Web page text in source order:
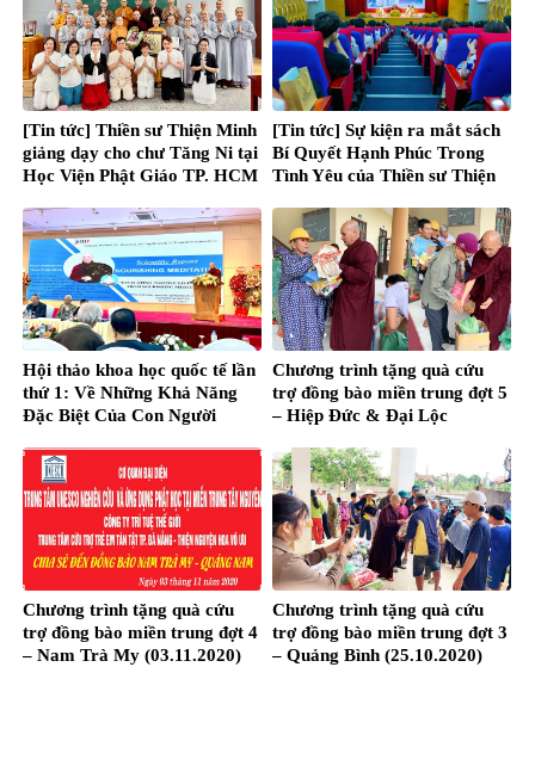
[Tin tức] Thiền sư Thiện Minh
giảng dạy cho chư Tăng Ni tại
Học Viện Phật Giáo TP. HCM
[Tin tức] Sự kiện ra mắt sách
Bí Quyết Hạnh Phúc Trong
Tình Yêu của Thiền sư Thiện
Hội thảo khoa học quốc tế lần
thứ 1: Về Những Khả Năng
Đặc Biệt Của Con Người
Chương trình tặng quà cứu
trợ đồng bào miền trung đợt 5
– Hiệp Đức & Đại Lộc
Chương trình tặng quà cứu
trợ đồng bào miền trung đợt 4
– Nam Trà My (03.11.2020)
Chương trình tặng quà cứu
trợ đồng bào miền trung đợt 3
– Quảng Bình (25.10.2020)